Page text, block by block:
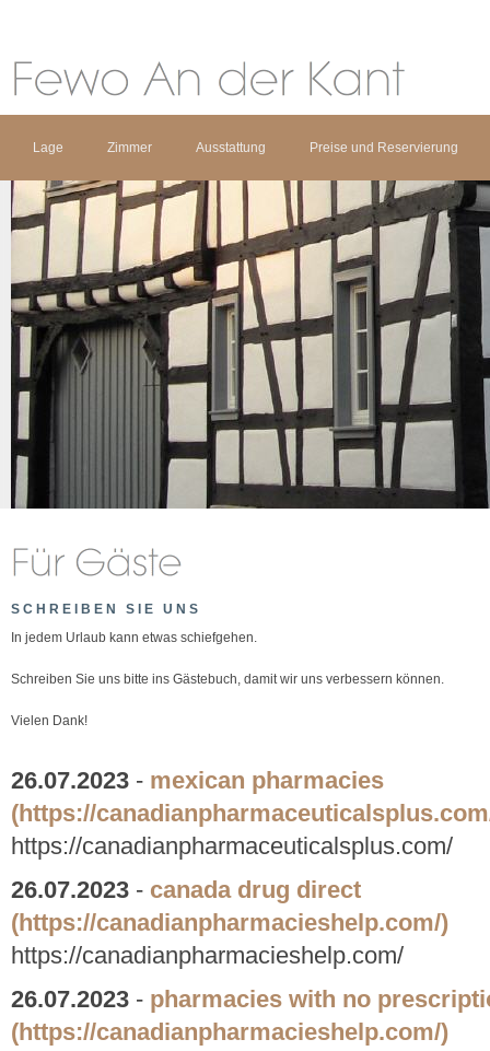
Lage Zimmer Ausstattung Preise und Reservierung
SCHREIBEN SIE UNS
In jedem Urlaub kann etwas schiefgehen.
Schreiben Sie uns bitte ins Gästebuch, damit wir uns verbessern können.
Vielen Dank!
26.07.2023 - mexican pharmacies
(https://
https://canadianpharmaceuticalsplus.com/
26.07.2023 - canada drug direct
(https://canadianpharmacieshelp.com/)
https://canadianpharmacieshelp.com/
26.07.2023 - pharmacies with no
(https://canadianpharmacieshelp.com/)